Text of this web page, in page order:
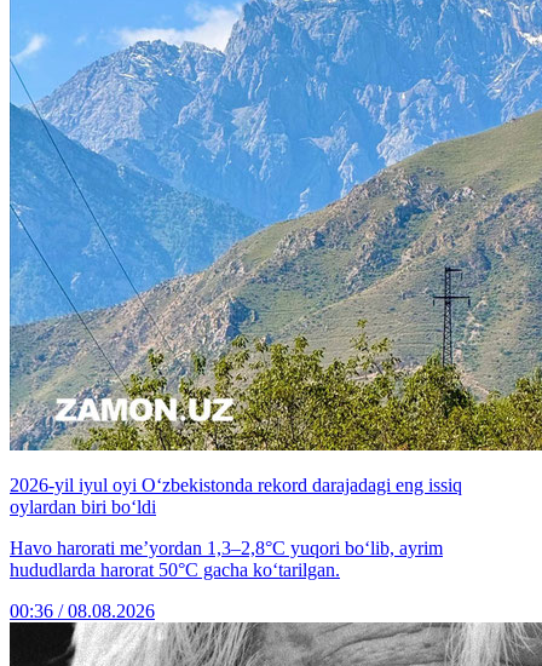
2026-yil iyul oyi O‘zbekistonda rekord darajadagi eng issiq
oylardan biri bo‘ldi
Havo harorati me’yordan 1,3–2,8°C yuqori bo‘lib, ayrim
hududlarda harorat 50°C gacha ko‘tarilgan.
00:36 / 08.08.2026